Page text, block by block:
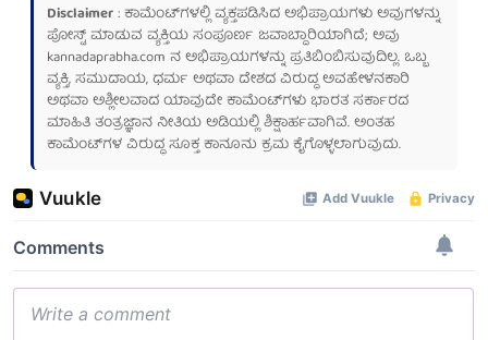
Disclaimer: ಕಾಮೆಂಟ್‌ಗಳಲ್ಲಿ ವ್ಯಕ್ತಪಡಿಸಿದ ಅಭಿಪ್ರಾಯಗಳು ಅವುಗಳನ್ನು
ಪೋಸ್ಟ್ ಮಾಡುವ ವ್ಯಕ್ತಿಯ ಸಂಪೂರ್ಣ ಜವಾಬ್ದಾರಿಯಾಗಿದೆ; ಅವು
kannadaprabha.com ನ ಅಭಿಪ್ರಾಯಗಳನ್ನು ಪ್ರತಿಬಿಂಬಿಸುವುದಿಲ್ಲ. ಒಬ್ಬ
ವ್ಯಕ್ತಿ, ಸಮುದಾಯ, ಧರ್ಮ ಅಥವಾ ದೇಶದ ವಿರುದ್ಧ ಅವಹೇಳನಕಾರಿ
ಅಥವಾ ಅಶ್ಲೀಲವಾದ ಯಾವುದೇ ಕಾಮೆಂಟ್‌ಗಳು ಭಾರತ ಸರ್ಕಾರದ
ಮಾಹಿತಿ ತಂತ್ರಜ್ಞಾನ ನೀತಿಯ ಅಡಿಯಲ್ಲಿ ಶಿಕ್ಷಾರ್ಹವಾಗಿವೆ. ಅಂತಹ
ಕಾಮೆಂಟ್‌ಗಳ ವಿರುದ್ಧ ಸೂಕ್ತ ಕಾನೂನು ಕ್ರಮ ಕೈಗೊಳ್ಳಲಾಗುವುದು.